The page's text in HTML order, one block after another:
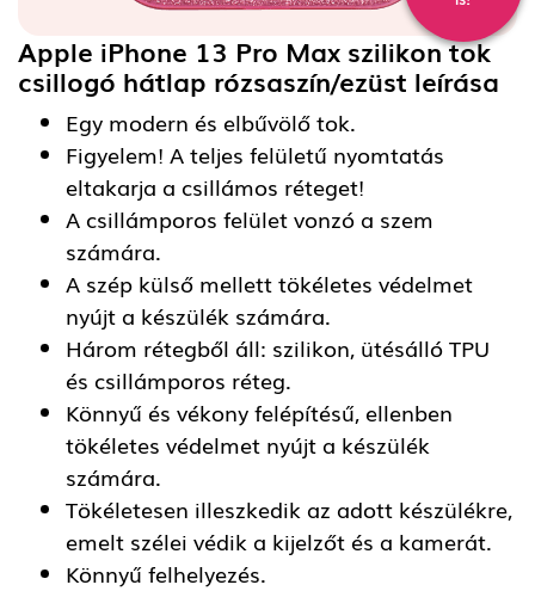
Apple iPhone 13 Pro Max szilikon tok
csillogó hátlap rózsaszín/ezüst leírása
Egy modern és elbűvölő tok.
Figyelem! A teljes felületű nyomtatás
eltakarja a csillámos réteget!
A csillámporos felület vonzó a szem
számára.
A szép külső mellett tökéletes védelmet
nyújt a készülék számára.
Három rétegből áll: szilikon, ütésálló TPU
és csillámporos réteg.
Könnyű és vékony felépítésű, ellenben
tökéletes védelmet nyújt a készülék
számára.
Tökéletesen illeszkedik az adott készülékre,
emelt szélei védik a kijelzőt és a kamerát.
Könnyű felhelyezés.